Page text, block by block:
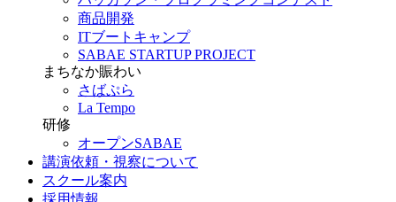
商品開発
ITブートキャンプ
SABAE STARTUP PROJECT
まちなか賑わい
さばぷら
La Tempo
研修
オープンSABAE
講演依頼・視察について
スクール案内
採用情報